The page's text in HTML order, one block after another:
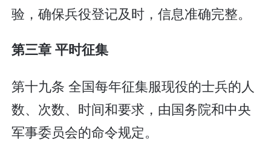
验，确保兵役登记及时，信息准确完整。
第三章 平时征集
第十九条 全国每年征集服现役的士兵的人
数、次数、时间和要求，由国务院和中央
军事委员会的命令规定。